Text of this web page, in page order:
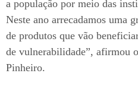
a população por meio das
Neste ano arrecadamos uma
de produtos que vão
de vulnerabilidade”, afirmou
Pinheiro.